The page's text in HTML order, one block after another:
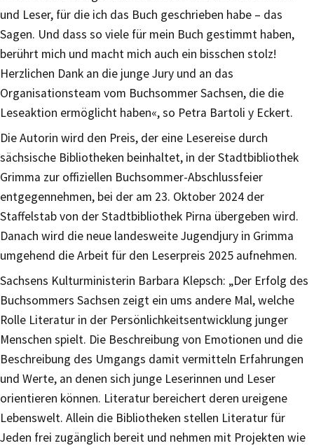
und Leser, für die ich das Buch geschrieben habe – das
Sagen. Und dass so viele für mein Buch gestimmt haben,
berührt mich und macht mich auch ein bisschen stolz!
Herzlichen Dank an die junge Jury und an das
Organisationsteam vom Buchsommer Sachsen, die die
Leseaktion ermöglicht haben«, so Petra Bartoli y Eckert.
Die Autorin wird den Preis, der eine Lesereise durch
sächsische Bibliotheken beinhaltet, in der Stadtbibliothek
Grimma zur offiziellen Buchsommer-Abschlussfeier
entgegennehmen, bei der am 23. Oktober 2024 der
Staffelstab von der Stadtbibliothek Pirna übergeben wird.
Danach wird die neue landesweite Jugendjury in Grimma
umgehend die Arbeit für den Leserpreis 2025 aufnehmen.
Sachsens Kulturministerin Barbara Klepsch: „Der Erfolg des
Buchsommers Sachsen zeigt ein ums andere Mal, welche
Rolle Literatur in der Persönlichkeitsentwicklung junger
Menschen spielt. Die Beschreibung von Emotionen und die
Beschreibung des Umgangs damit vermitteln Erfahrungen
und Werte, an denen sich junge Leserinnen und Leser
orientieren können. Literatur bereichert deren ureigene
Lebenswelt. Allein die Bibliotheken stellen Literatur für
Jeden frei zugänglich bereit und nehmen mit Projekten wie